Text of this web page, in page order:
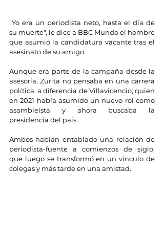
"Yo era un periodista neto, hasta el día de
su muerte", le dice a BBC Mundo el hombre
que asumió la candidatura vacante tras el
asesinato de su amigo.
Aunque era parte de la campaña desde la
asesoría, Zurita no pensaba en una carrera
política, a diferencia de Villavicencio, quien
en 2021 había asumido un nuevo rol como
asambleísta y ahora buscaba la
presidencia del país.
Ambos habían entablado una relación de
periodista-fuente a comienzos de siglo,
que luego se transformó en un vínculo de
colegas y más tarde en una amistad.